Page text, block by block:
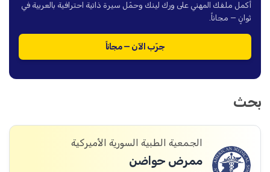
أكمل ملفك المهني على ورك لينك وحمّل سيرة ذاتية احترافية بالعربية في
ثوانٍ — مجاناً.
جرّب الآن — مجاناً
بحث
الجمعية الطبية السورية الأميركية
ممرض حواضن